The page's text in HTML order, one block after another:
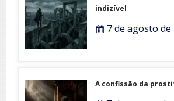
indizível
7 de agosto de
A confissão da